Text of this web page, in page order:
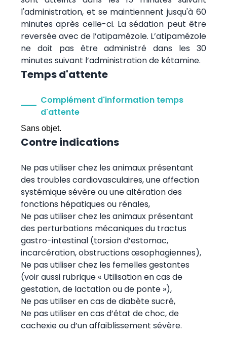
l'administration, et se maintiennent jusqu'à 60
minutes après celle-ci. La sédation peut être
reversée avec de l’atipamézole. L’atipamézole
ne doit pas être administré dans les 30
minutes suivant l’administration de kétamine.
Temps d'attente
Complément d'information temps
d'attente
Sans objet.
Contre indications
Ne pas utiliser chez les animaux présentant
des troubles cardiovasculaires, une affection
systémique sévère ou une altération des
fonctions hépatiques ou rénales,
Ne pas utiliser chez les animaux présentant
des perturbations mécaniques du tractus
gastro-intestinal (torsion d’estomac,
incarcération, obstructions œsophagiennes),
Ne pas utiliser chez les femelles gestantes
(voir aussi rubrique « Utilisation en cas de
gestation, de lactation ou de ponte »),
Ne pas utiliser en cas de diabète sucré,
Ne pas utiliser en cas d’état de choc, de
cachexie ou d’un affaiblissement sévère.